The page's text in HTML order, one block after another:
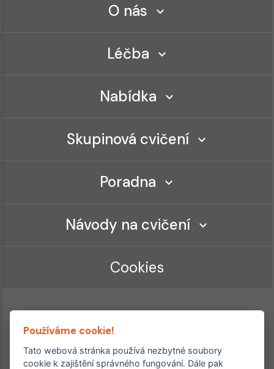
O nás
Léčba
Nabídka
Skupinová cvičení
Poradna
Návody na cvičení
Cookies
Používáme cookie!
Tato webová stránka používá nezbytné soubory
cookie k zajištění správného fungování. Dále pak